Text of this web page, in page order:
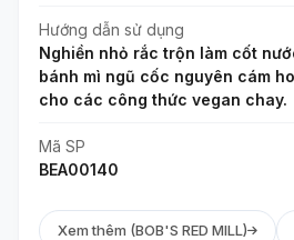
Hướng dẫn sử dụng
Nghiền nhỏ rắc trộn làm cốt
bánh mì ngũ cốc nguyên cám
cho các công thức vegan chay.
Mã SP
BEA00140
Xem thêm (BOB'S RED MILL)